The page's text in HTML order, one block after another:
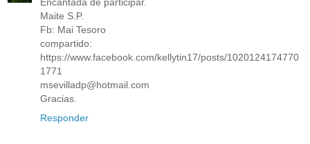
Maite S.P.
Fb: Mai Tesoro
compartido:
https://www.facebook.com/kellytin17/posts/1020124174770
1771
msevilladp@hotmail.com
Gracias.
Responder